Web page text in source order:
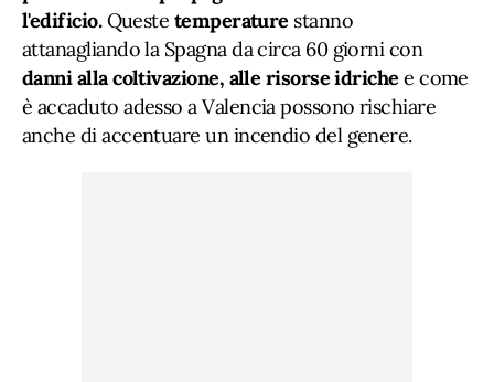
l'edificio.Queste temperature stanno
attanagliando la Spagna da circa 60 giorni con
danni alla coltivazione, alle risorse idriche e come
è accaduto adesso a Valencia possono rischiare
anche di accentuare un incendio del genere.